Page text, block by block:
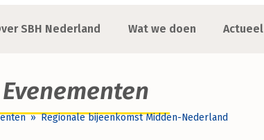
SBH Nederland Wat we doen Actueel
Evenementen
»Regionale bijeenkomst Midden-Nederland